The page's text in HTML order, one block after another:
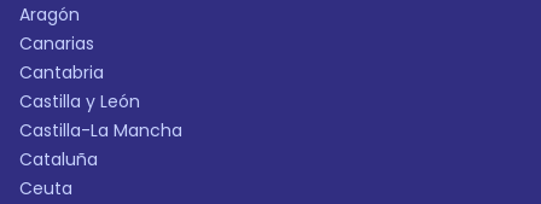
Aragón
Canarias
Cantabria
Castilla y León
Castilla-La Mancha
Cataluña
Ceuta